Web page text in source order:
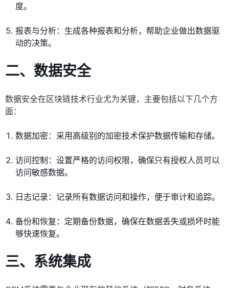
度。
报表与分析：生成各种报表和分析，帮助企业做出数据驱
动的决策。
二、数据安全
数据安全在区块链技术行业尤为关键，主要包括以下几个方
面：
数据加密：采用高级别的加密技术保护数据传输和存储。
访问控制：设置严格的访问权限，确保只有授权人员可以
访问敏感数据。
日志记录：记录所有数据访问和操作，便于审计和追踪。
备份和恢复：定期备份数据，确保在数据丢失或损坏时能
够快速恢复。
三、系统集成